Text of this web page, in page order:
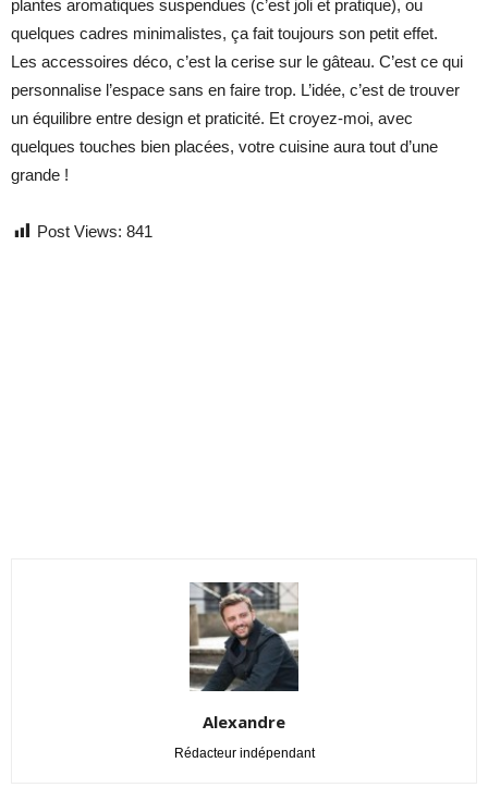
plantes aromatiques suspendues (c’est joli et pratique), ou
quelques cadres minimalistes, ça fait toujours son petit effet.
Les accessoires déco, c’est la cerise sur le gâteau. C’est ce qui
personnalise l’espace sans en faire trop. L’idée, c’est de trouver
un équilibre entre design et praticité. Et croyez-moi, avec
quelques touches bien placées, votre cuisine aura tout d’une
grande !
Post Views: 841
Alexandre
Rédacteur indépendant